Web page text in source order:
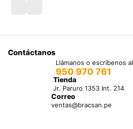
Contáctanos
Llámanos o escríbenos al
950 970 761
Tienda
Jr. Paruro 1353 Int. 214
Correo
ventas@bracsan.pe